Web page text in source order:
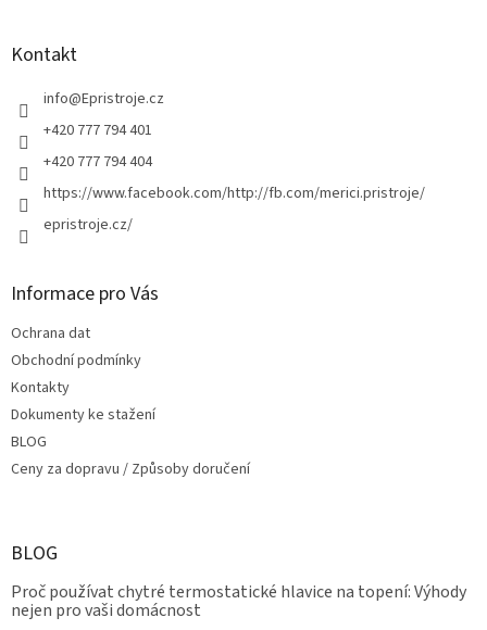
y
v
Kontakt
info@Epristroje.cz
+420 777 794 401
+420 777 794 404
https://www.facebook.com/http://fb.com/merici.pristroje/
epristroje.cz/
Informace pro Vás
Ochrana dat
Obchodní podmínky
Kontakty
Dokumenty ke stažení
BLOG
Ceny za dopravu / Způsoby doručení
BLOG
Proč používat chytré termostatické hlavice na topení: Výhody
nejen pro vaši domácnost